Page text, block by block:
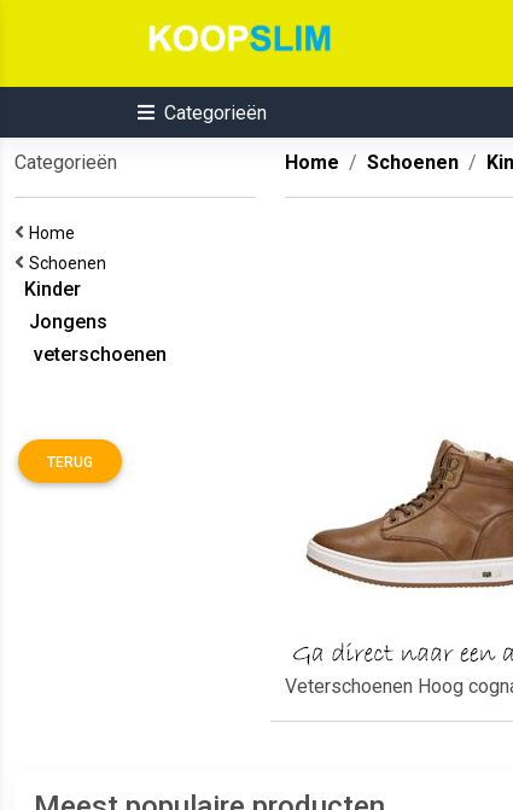
Categorieën
Categorieën
Home
Schoenen
Kinder
Jongens
veterschoenen
TERUG
Home Schoenen
Veterschoenen Hoog